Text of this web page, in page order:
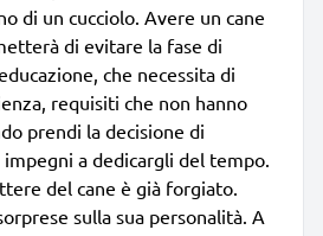
di un cucciolo. Avere un cane
di evitare la fase di
che necessita di
requisiti che non hanno
prendi la decisione di
a dedicargli del tempo.
del cane è già forgiato.
sulla sua personalità. A